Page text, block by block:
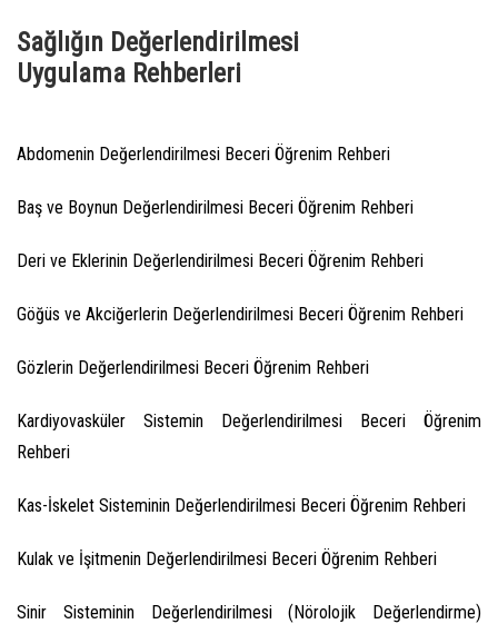
Sağlığın Değerlendirilmesi
Uygulama Rehberleri
Abdomenin Değerlendirilmesi Beceri Öğrenim Rehberi
Baş ve Boynun Değerlendirilmesi Beceri Öğrenim Rehberi
Deri ve Eklerinin Değerlendirilmesi Beceri Öğrenim Rehberi
Göğüs ve Akciğerlerin Değerlendirilmesi Beceri Öğrenim Rehberi
Gözlerin Değerlendirilmesi Beceri Öğrenim Rehberi
Kardiyovasküler Sistemin Değerlendirilmesi Beceri Öğrenim
Rehberi
Kas-İskelet Sisteminin Değerlendirilmesi Beceri Öğrenim Rehberi
Kulak ve İşitmenin Değerlendirilmesi Beceri Öğrenim Rehberi
Sinir Sisteminin Değerlendirilmesi (Nörolojik Değerlendirme)